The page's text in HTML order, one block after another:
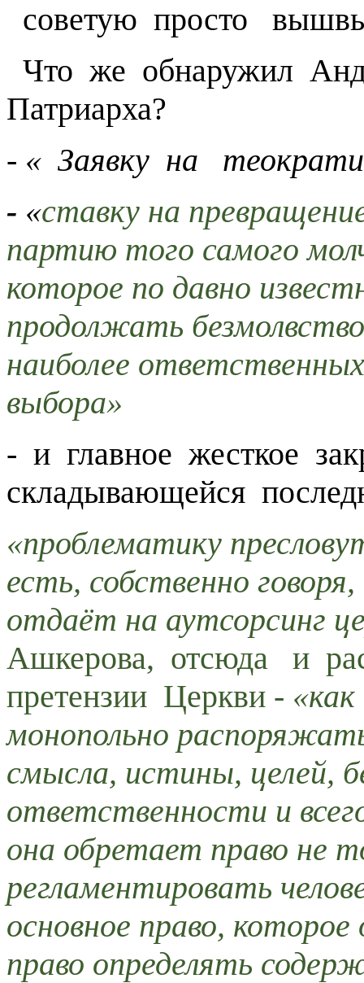
советую просто
Что же обнаружил
Патриарха?
- « Заявку на
- «ставку на
партию того самого
которое по давно
продолжать
наиболее
выбора»
- и главное жесткое
складывающейся
«проблематику
есть, собственно
отдаёт на аутсорсинг
Ашкерова, отсюда и
претензии Церкви -
монопольно
смысла, истины, целей,
ответственности и
она обретает право не
регламентировать
основное право,
право определять